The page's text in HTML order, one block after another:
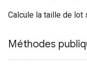
Calcule la taille de lot
Méthodes